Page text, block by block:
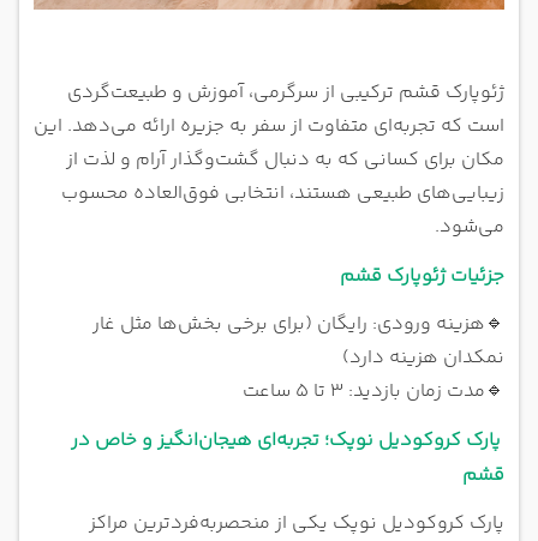
ژئوپارک قشم ترکیبی از سرگرمی، آموزش و طبیعت‌گردی
است که تجربه‌ای متفاوت از سفر به جزیره ارائه می‌دهد. این
مکان برای کسانی که به دنبال گشت‌وگذار آرام و لذت از
زیبایی‌های طبیعی هستند، انتخابی فوق‌العاده محسوب
می‌شود.
جزئیات ژئوپارک قشم
🔹هزینه ورودی: رایگان (برای برخی بخش‌ها مثل غار
نمکدان هزینه دارد)
🔹مدت زمان بازدید: ۳ تا ۵ ساعت
پارک کروکودیل نوپک؛ تجربه‌ای هیجان‌انگیز و خاص در
قشم
پارک کروکودیل نوپک یکی از منحصر‌به‌فردترین مراکز